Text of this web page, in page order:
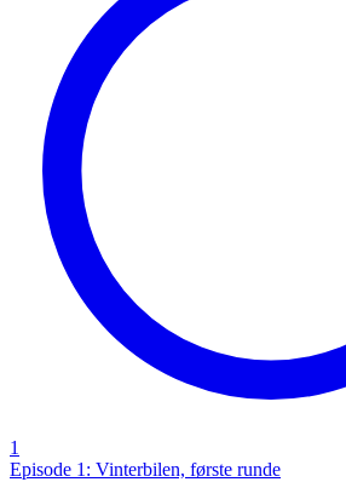
1
Episode 1: Vinterbilen, første runde